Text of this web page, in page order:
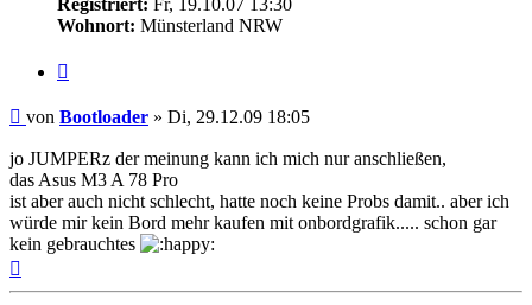
Wohnort: Münsterland NRW
Beitrag
von Bootloader » Di, 29.12.09 18:05
jo JUMPERz der meinung kann ich mich nur anschließen,
das Asus M3 A 78 Pro
ist aber auch nicht schlecht, hatte noch keine Probs damit.. aber ich
würde mir kein Bord mehr kaufen mit onbordgrafik..... schon gar
kein gebrauchtes
oben